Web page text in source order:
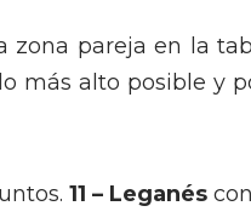
pareja en la
más alto posible y
11 – Leganés